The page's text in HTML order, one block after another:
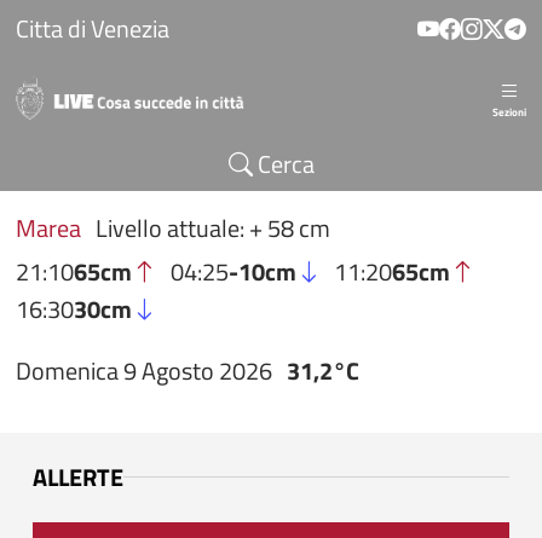
Salta al contenuto principale
Citta di Venezia
Sezioni
Cerca
Marea Livello attuale: + 58 cm
21:1065cm 04:25-10cm 11:2065cm
16:3030cm
Domenica 9 Agosto 2026 31,2°C
ALLERTE